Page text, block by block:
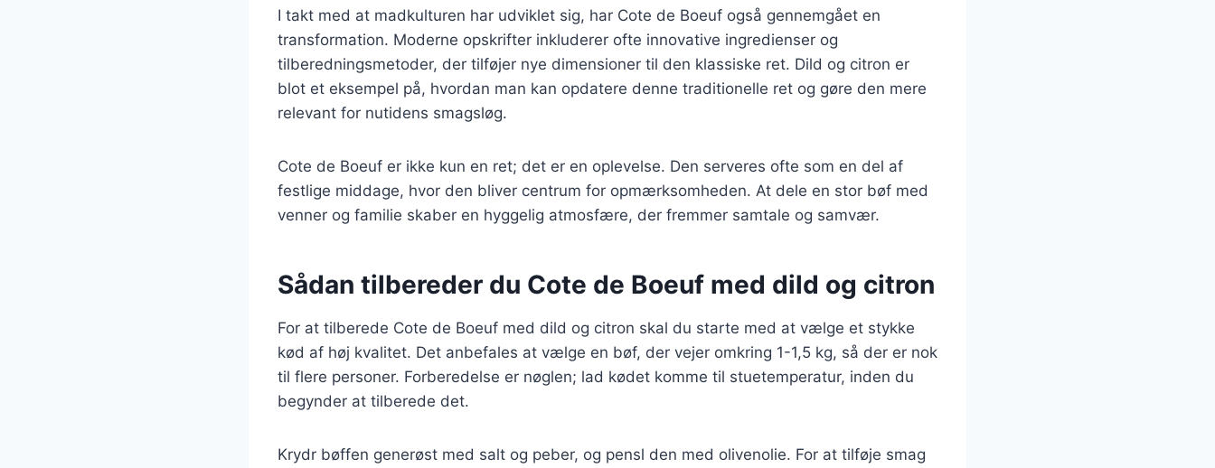
I takt med at madkulturen har udviklet sig, har Cote de Boeuf også gennemgået en
transformation. Moderne opskrifter inkluderer ofte innovative ingredienser og
tilberedningsmetoder, der tilføjer nye dimensioner til den klassiske ret. Dild og citron er
blot et eksempel på, hvordan man kan opdatere denne traditionelle ret og gøre den mere
relevant for nutidens smagsløg.
Cote de Boeuf er ikke kun en ret; det er en oplevelse. Den serveres ofte som en del af
festlige middage, hvor den bliver centrum for opmærksomheden. At dele en stor bøf med
venner og familie skaber en hyggelig atmosfære, der fremmer samtale og samvær.
Sådan tilbereder du Cote de Boeuf med dild og citron
For at tilberede Cote de Boeuf med dild og citron skal du starte med at vælge et stykke
kød af høj kvalitet. Det anbefales at vælge en bøf, der vejer omkring 1-1,5 kg, så der er nok
til flere personer. Forberedelse er nøglen; lad kødet komme til stuetemperatur, inden du
begynder at tilberede det.
Krydr bøffen generøst med salt og peber, og pensl den med olivenolie. For at tilføje smag